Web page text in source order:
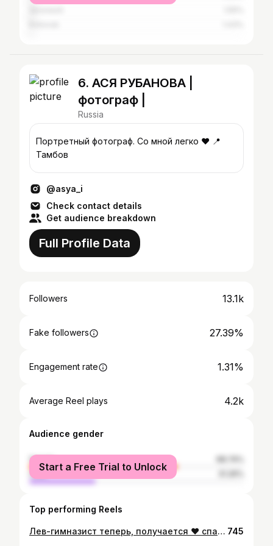
6. АСЯ РУБАНОВА |
фотограф |
Russia
Портретный фотограф. Со мной легко ❤️ 📍
Тамбов
@asya_i
Check contact details
Get audience breakdown
Full Profile Data
Followers 13.1k
Fake followers 27.39%
Engagement rate 1.31%
Average Reel plays 4.2k
Audience gender
female
male
Start a Free Trial to Unlock
Top performing Reels
Лев-гимназист теперь, получается ❤️ спасибо за фото @pavel_yavnik ☺️ 745